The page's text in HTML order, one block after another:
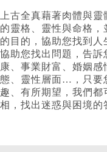
上古全真藉著肉體與
的靈格、靈性與命格
的目的，協助您找到
協助您找出問題，告訴
康、事業財富、婚姻
態、靈性層面…，只要
趣、有所期望，我們
相，找出迷惑與困境的